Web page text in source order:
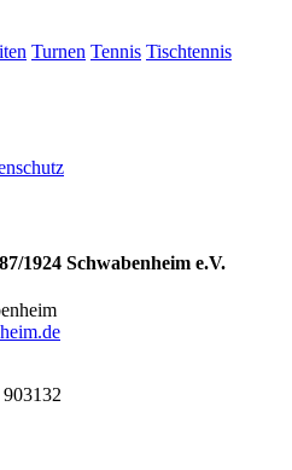
Turnen Tennis Tischtennis
1924 Schwabenheim e.V.